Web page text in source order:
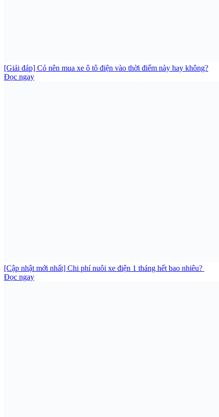
[Giải đáp] Có nên mua xe ô tô điện vào thời điểm này hay không?
Đọc ngay
[Cập nhật mới nhất] Chi phí nuôi xe điện 1 tháng hết bao nhiêu?
Đọc ngay